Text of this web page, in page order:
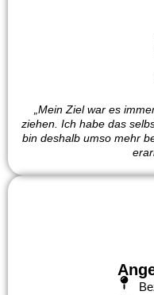
„Mein Ziel war es
ziehen. Ich habe das
bin deshalb umso mehr